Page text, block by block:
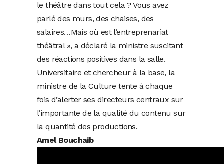
le théâtre dans tout cela ? Vous avez
parlé des murs, des chaises, des
salaires…Mais où est l’entreprenariat
théâtral », a déclaré la ministre suscitant
des réactions positives dans la salle.
Universitaire et chercheur à la base, la
ministre de la Culture tente à chaque
fois d’alerter ses directeurs centraux sur
l’importante de la qualité du contenu sur
la quantité des productions.
Amel Bouchaib